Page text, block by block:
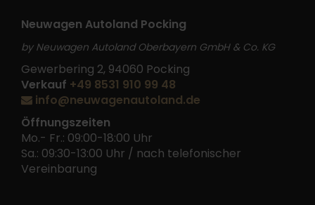
Neuwagen Autoland Pocking
by Neuwagen Autoland Oberbayern GmbH & Co. KG
Gewerbering 2, 94060 Pocking
Verkauf +49 8531 910 99 48
info@neuwagenautoland.de
Öffnungszeiten
Mo.- Fr.: 09:00-18:00 Uhr
Sa.: 09:30-13:00 Uhr / nach telefonischer
Vereinbarung